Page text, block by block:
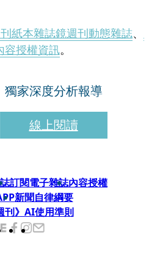
紙本雜誌鏡週刊動態雜誌、
容授權資訊。
獨家深度分析報導
線上閱讀
訂閱電子雜誌內容授權
新聞自律綱要
刊》AI使用準則